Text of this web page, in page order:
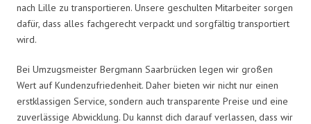
nach Lille zu transportieren. Unsere geschulten Mitarbeiter sorgen
dafür, dass alles fachgerecht verpackt und sorgfältig transportiert
wird.
Bei Umzugsmeister Bergmann Saarbrücken legen wir großen
Wert auf Kundenzufriedenheit. Daher bieten wir nicht nur einen
erstklassigen Service, sondern auch transparente Preise und eine
zuverlässige Abwicklung. Du kannst dich darauf verlassen, dass wir